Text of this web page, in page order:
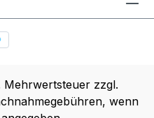
Mehrwertsteuer zzgl.
wenn